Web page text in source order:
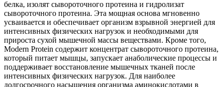
белка, изолят сывороточного протеина и гидролизат
сывороточного протеина. Эта мощная основа мгновенно
усваивается и обеспечивает организм взрывной энергией для
интенсивных физических нагрузок и необходимыми для
прироста сухой мышечной массы веществами. Кроме того,
Modern Protein содержит концентрат сывороточного протеина,
который питает мышцы, запускает анаболические процессы и
поддерживает восстановление мышечных тканей после
интенсивных физических нагрузок. Для наиболее
долгосрочного насыщения организма аминокислотами в